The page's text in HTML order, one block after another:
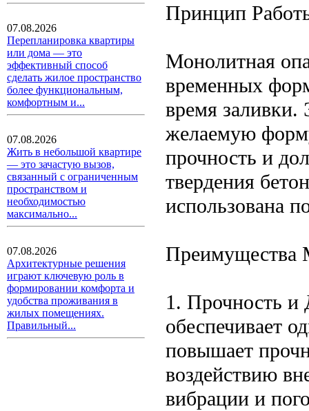
07.08.2026
Перепланировка квартиры
или дома — это
эффективный способ
сделать жилое пространство
более функциональным,
комфортным и...
07.08.2026
Жить в небольшой квартире
— это зачастую вызов,
связанный с ограниченным
пространством и
необходимостью
максимально...
07.08.2026
Архитектурные решения
играют ключевую роль в
формировании комфорта и
удобства проживания в
жилых помещениях.
Правильный...
Принцип
Монолитная
временных
время заливки.
желаемую
прочность и
твердения
использована
Преимущества
1. Прочность и
обеспечивает
повышает
воздействию
вибрации и